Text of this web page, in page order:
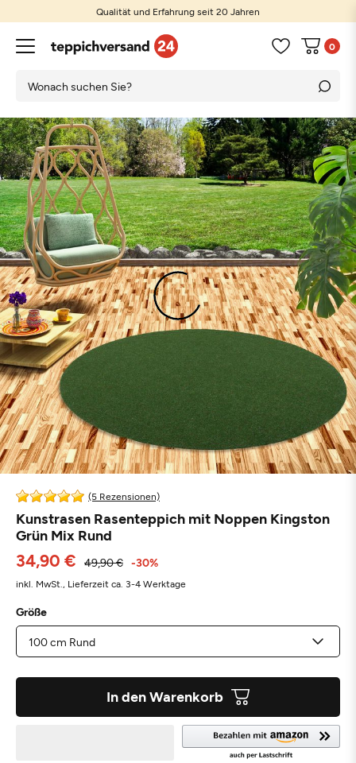
Qualität und Erfahrung seit 20 Jahren
0
(5 Rezensionen)
Kunstrasen Rasenteppich mit Noppen Kingston
Grün Mix Rund
34,90 € 49,90 € -30%
inkl. MwSt., Lieferzeit ca. 3-4 Werktage
Größe
In den Warenkorb